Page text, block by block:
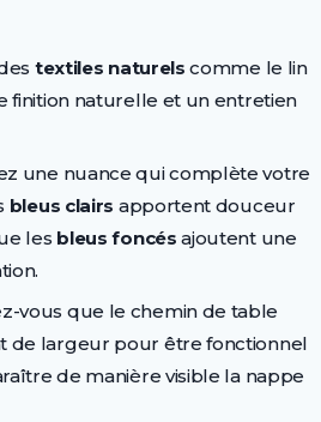
textiles naturels comme le lin
finition naturelle et un entretien
une nuance qui complète votre
bleus clairs apportent douceur
les bleus foncés ajoutent une
vous que le chemin de table
de largeur pour être fonctionnel
de manière visible la nappe